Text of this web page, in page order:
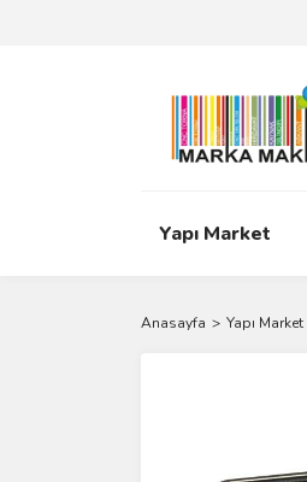
Yapı Market
Anasayfa Yapı Market